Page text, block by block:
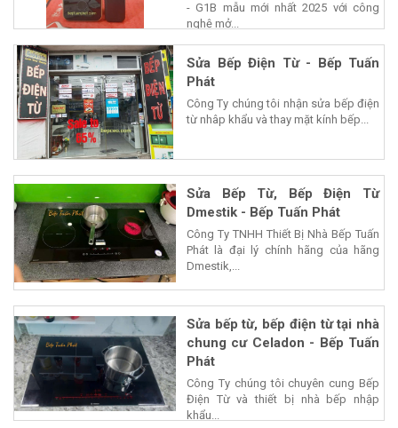
- G1B mẫu mới nhất 2025 với công
nghệ mở...
Sửa Bếp Điện Từ - Bếp Tuấn
Phát
Công Ty chúng tôi nhận sửa bếp điện
từ nhâp khẩu và thay mặt kính bếp...
Sửa Bếp Từ, Bếp Điện Từ
Dmestik - Bếp Tuấn Phát
Công Ty TNHH Thiết Bị Nhà Bếp Tuấn
Phát là đại lý chính hãng của hãng
Dmestik,...
Sửa bếp từ, bếp điện từ tại nhà
chung cư Celadon - Bếp Tuấn
Phát
Công Ty chúng tôi chuyên cung Bếp
Điện Từ và thiết bị nhà bếp nhập
khẩu...